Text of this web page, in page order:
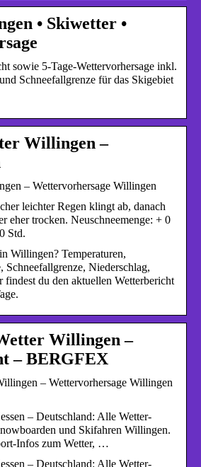
• Skiwetter •
sowie 5-Tage-Wettervorhersage inkl.
Schneefallgrenze für das Skigebiet
Willingen –
– Wettervorhersage Willingen
leichter Regen klingt ab, danach
eher trocken. Neuschneemenge: + 0
Std.
Willingen? Temperaturen,
Schneefallgrenze, Niederschlag,
findest du den aktuellen Wetterbericht
Willingen –
– BERGFEX
– Wettervorhersage Willingen
– Deutschland: Alle Wetter-
und Skifahren Willingen.
Infos zum Wetter, …
– Deutschland: Alle Wetter-